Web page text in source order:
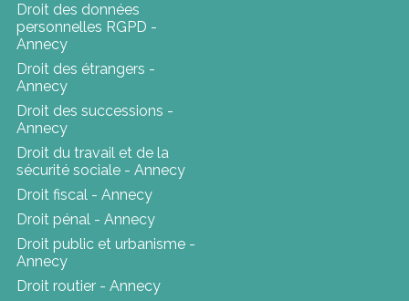
Droit des données
personnelles RGPD -
Annecy
Droit des étrangers -
Annecy
Droit des successions -
Annecy
Droit du travail et de la
sécurité sociale - Annecy
Droit fiscal - Annecy
Droit pénal - Annecy
Droit public et urbanisme -
Annecy
Droit routier - Annecy